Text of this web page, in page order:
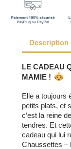
Description
LE CADEAU
MAMIE !
Elle a toujours
petits plats, et
c’est la reine
tendres. Et
cadeau qui lui
Chaussettes –